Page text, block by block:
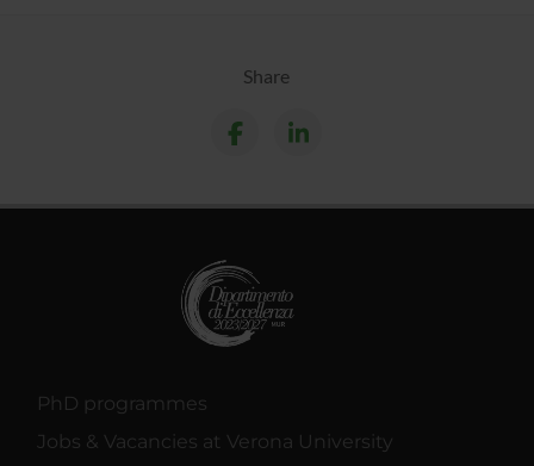
Share
PhD programmes
Jobs & Vacancies at Verona University